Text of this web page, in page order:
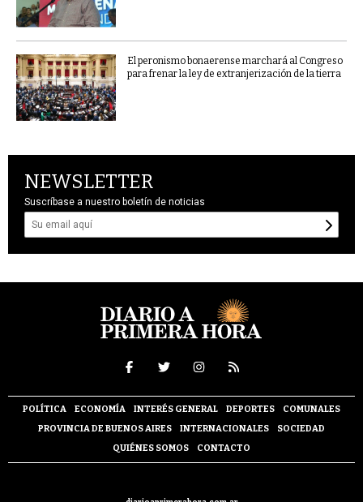
El peronismo bonaerense marchará al Congreso
para frenar la ley de extranjerización de la tierra
NEWSLETTER
Suscríbase a nuestro boletín de noticias
POLÍTICA ECONOMÍA INTERÉS GENERAL DEPORTES
COMUNALES
PROVINCIA DE BUENOS AIRES
INTERNACIONALES
SOCIEDAD
QUIÉNES SOMOS
CONTACTO